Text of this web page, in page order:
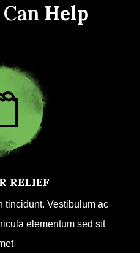
Help
RELIEF
tincidunt. Vestibulum ac
elementum sed sit